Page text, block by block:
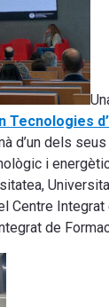
d’un dels
i
Centre
de